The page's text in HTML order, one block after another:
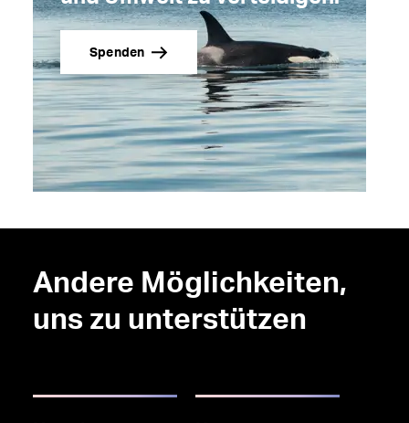
Spenden
Andere Möglichkeiten,
uns zu unterstützen